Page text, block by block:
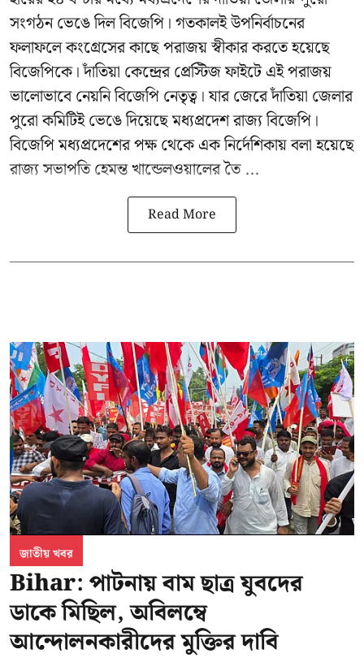
সংগঠন ভেঙে দিল বিজেপি। গতকালই উপনির্বাচনের
ফলাফলে কংগ্রেসের কাছে পরাজয় স্বীকার করতে হয়েছে
বিজেপিকে। দাঁতিয়া কেন্দ্রের প্রেস্টিজ ফাইটে এই পরাজয়
ভালোভাবে নেয়নি বিজেপি নেতৃত্ব। যার জেরে দাঁতিয়া জেলার
পুরো কমিটিই ভেঙে দিয়েছে মধ্যপ্রদেশ রাজ্য বিজেপি।
বিজেপি মধ্যপ্রদেশের পক্ষ থেকে এক নির্দেশিকায় বলা হয়েছে
রাজ্য সভাপতি হেমন্ত খান্ডেলওয়ালের তৈ ...
Read More
জাতীয় খবর
Bihar: পাটনায় বাম ছাত্র যুবদের
ডাকে মিছিল, অবিলম্বে
আন্দোলনকারীদের মুক্তির দাবি